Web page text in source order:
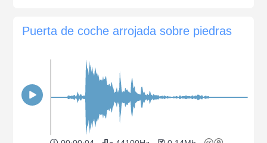
Puerta de coche arrojada sobre piedras